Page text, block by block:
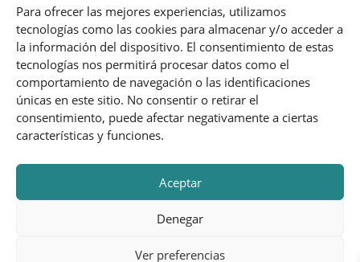
Para ofrecer las mejores experiencias, utilizamos
tecnologías como las cookies para almacenar y/o acceder a
la información del dispositivo. El consentimiento de estas
tecnologías nos permitirá procesar datos como el
comportamiento de navegación o las identificaciones
únicas en este sitio. No consentir o retirar el
consentimiento, puede afectar negativamente a ciertas
características y funciones.
Aceptar
Denegar
Ver preferencias